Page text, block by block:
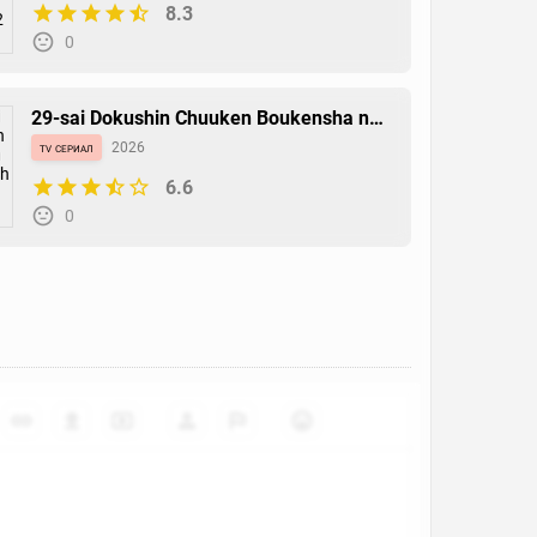
8.3
0
29-sai Dokushin Chuuken Boukensha no
Nichijou
tv сериал 2026
6.6
0